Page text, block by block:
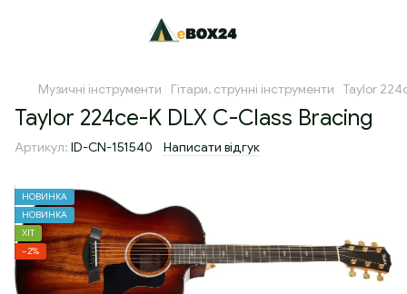
Музичні інструменти Гітари, струнні інструменти Taylor
Taylor 224ce-K DLX C-Class Bracing
Артикул: ID-CN-151540 Написати відгук
НОВИНКА
НОВИНКА
ХІТ
−2%